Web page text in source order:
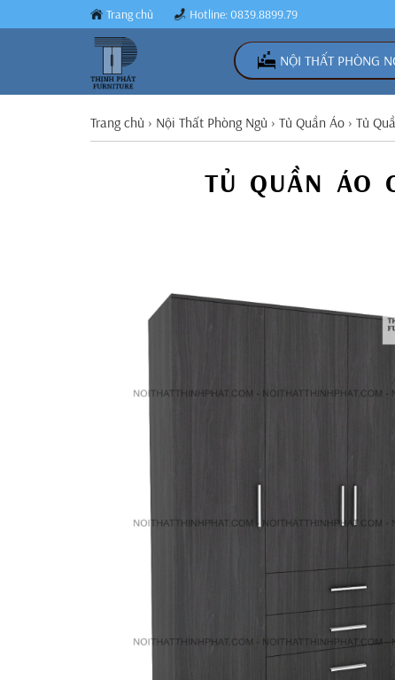
Trang chủ Hotline: 0839.8899.79
NỘI THẤT PHÒNG
Trang chủ › Nội Thất Phòng Ngủ › Tủ Quần Áo › Tủ
TỦ QUẦN ÁO